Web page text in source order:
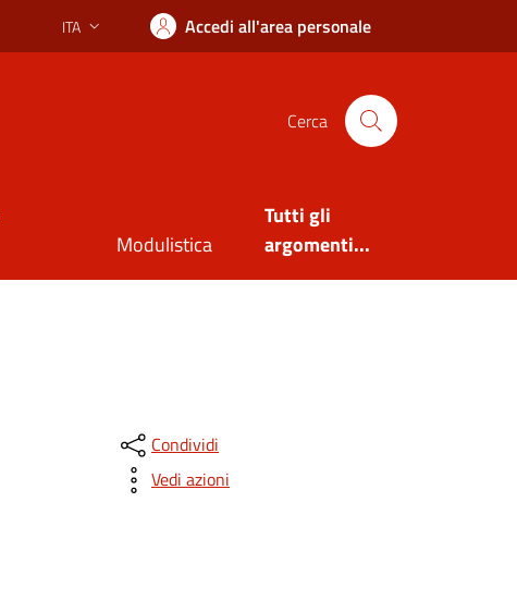
Lingua attiva:
ITA Accedi all'area personale
Cerca
Modulistica
Tutti gli
argomenti...
Condividi
Vedi azioni